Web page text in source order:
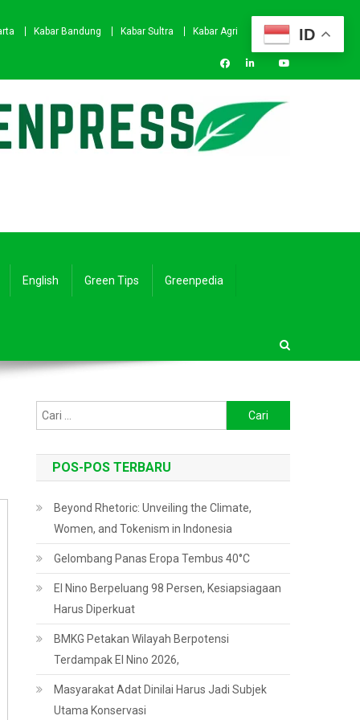
Kabar Bandung Kabar Sultra
Kabar Agri
English Green Tips Greenpedia
untuk:
POS-POS TERBARU
Beyond Rhetoric: Unveiling the Climate,
Women, and Tokenism in Indonesia
Gelombang Panas Eropa Tembus 40°C
El Nino Berpeluang 98 Persen, Kesiapsiagaan
Harus Diperkuat
BMKG Petakan Wilayah Berpotensi
Terdampak El Nino 2026,
Masyarakat Adat Dinilai Harus Jadi Subjek
Utama Konservasi
ID